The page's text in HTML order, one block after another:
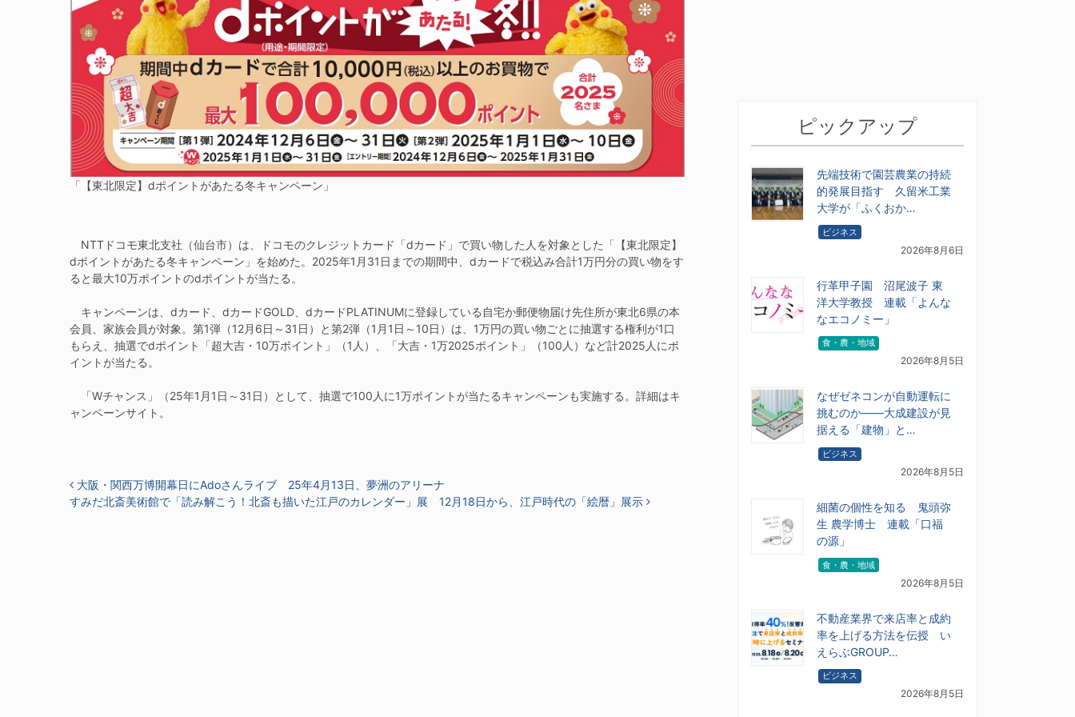
「【東北限定】dポイントがあたる冬キャンペーン」
NTTドコモ東北支社（仙台市）は、ドコモのクレジットカード「dカード」で買い物した人を対象とした「【東北限定】
dポイントがあたる冬キャンペーン」を始めた。2025年1月31日までの期間中、dカードで税込み合計1万円分の買い物をす
ると最大10万ポイントのdポイントが当たる。
キャンペーンは、dカード、dカードGOLD、dカードPLATINUMに登録している自宅か郵便物届け先住所が東北6県の本
会員、家族会員が対象。第1弾（12月6日～31日）と第2弾（1月1日～10日）は、1万円の買い物ごとに抽選する権利が1口
もらえ、抽選でdポイント「超大吉・10万ポイント」（1人）、「大吉・1万2025ポイント」（100人）など計2025人にポ
イントが当たる。
「Wチャンス」（25年1月1日～31日）として、抽選で100人に1万ポイントが当たるキャンペーンも実施する。詳細はキ
ャンペーンサイト。
投稿ナビゲーション
大阪・関西万博開幕日にAdoさんライブ 25年4月13日、夢洲のアリーナ
すみだ北斎美術館で「読み解こう！北斎も描いた江戸のカレンダー」展 12月18日から、江戸時代の「絵暦」展示
ピックアップ
先端技術で園芸農業の持続
的発展目指す 久留米工業
大学が「ふくおか…
ビジネス
2026年8月6日
行革甲子園 沼尾波子 東
洋大学教授 連載「よんな
なエコノミー」
食・農・地域
2026年8月5日
なぜゼネコンが自動運転に
挑むのか――大成建設が見
据える「建物」と…
ビジネス
2026年8月5日
細菌の個性を知る 鬼頭弥
生 農学博士 連載「口福
の源」
食・農・地域
2026年8月5日
不動産業界で来店率と成約
率を上げる方法を伝授 い
えらぶGROUP…
ビジネス
2026年8月5日